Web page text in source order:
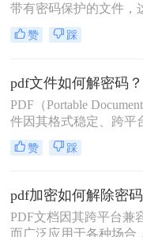
带有密码保护的文件，
开或编辑时需要输入相
了更方便地使用这些文
的pdf如何去密码呢？
几种去除带密码PDF文
法，帮助用户轻松解决
赞 踩
PDF（Portable
件因其格式稳定、跨平
护内容不被轻易篡改的
用于各种场合。然而，
码的PDF文件，但忘记
权限的情况。那么pdf文
呢？本文将详细介绍几
赞 踩
PDF文档因其跨平台兼
而广泛应用于各种场合